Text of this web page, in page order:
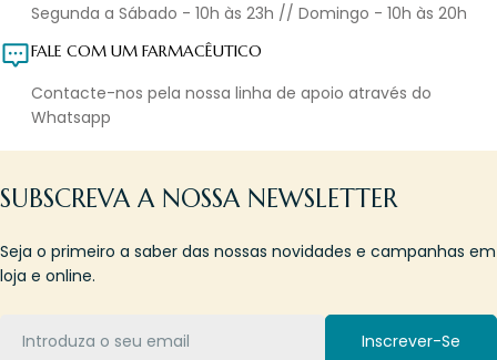
Segunda a Sábado - 10h às 23h // Domingo - 10h às 20h
FALE COM UM FARMACÊUTICO
Contacte-nos pela nossa linha de apoio através do
Whatsapp
SUBSCREVA A NOSSA NEWSLETTER
Seja o primeiro a saber das nossas novidades e campanhas em
loja e online.
Inscrever-Se